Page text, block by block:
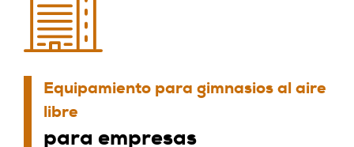
Equipamiento para gimnasios al aire
libre
para empresas